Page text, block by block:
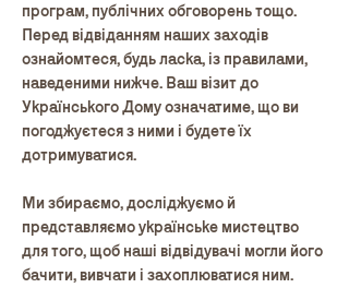
програм, публічних обговорень тощо.
Перед відвіданням наших заходів
ознайомтеся, будь ласка, із правилами,
наведеними нижче. Ваш візит до
Українського Дому означатиме, що ви
погоджуєтеся з ними і будете їх
дотримуватися.
Ми збираємо, досліджуємо й
представляємо українське мистецтво
для того, щоб наші відвідувачі могли його
бачити, вивчати і захоплюватися ним.